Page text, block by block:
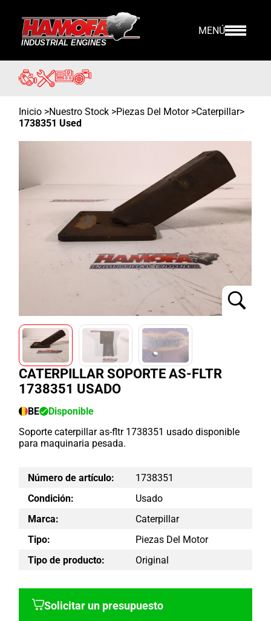
MENÚ
Inicio >Nuestro Stock >Piezas Del Motor >Caterpillar>
1738351 Used
CATERPILLAR SOPORTE AS-FLTR
1738351 USADO
BE
Disponible
Soporte caterpillar as-fltr 1738351 usado disponible
para maquinaria pesada.
Número de artículo:
1738351
Condición:
Usado
Marca:
Caterpillar
Tipo:
Piezas Del Motor
Tipo de producto:
Original
Solicitar un presupuesto